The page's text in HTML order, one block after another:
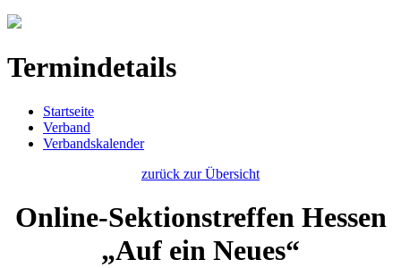
Termindetails
Startseite
Verband
Verbandskalender
zurück zur Übersicht
Online-Sektionstreffen Hessen
„Auf ein Neues“